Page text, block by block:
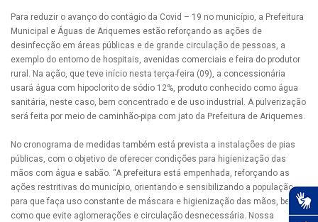
Para reduzir o avanço do contágio da Covid – 19 no município, a Prefeitura
Municipal e Águas de Ariquemes estão reforçando as ações de
desinfecção em áreas públicas e de grande circulação de pessoas, a
exemplo do entorno de hospitais, avenidas comerciais e feira do produtor
rural. Na ação, que teve início nesta terça-feira (09), a concessionária
usará água com hipoclorito de sódio 12%, produto conhecido como água
sanitária, neste caso, bem concentrado e de uso industrial. A pulverização
será feita por meio de caminhão-pipa com jato da Prefeitura de Ariquemes.
No cronograma de medidas também está prevista a instalações de pias
públicas, com o objetivo de oferecer condições para higienização das
mãos com água e sabão. “A prefeitura está empenhada, reforçando as
ações restritivas do município, orientando e sensibilizando a população
para que faça uso constante de máscara e higienização das mãos, bem
como que evite aglomerações e circulação desnecessária. Nossa